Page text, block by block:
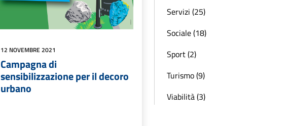
12 NOVEMBRE 2021
Campagna di
sensibilizzazione per il decoro
urbano
Servizi (25)
Sociale (18)
Sport (2)
Turismo (9)
Viabilità (3)